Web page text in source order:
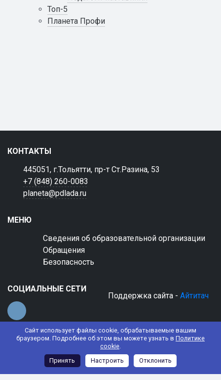
Сайт использует файлы cookie, обрабатываемые вашим
браузером. Подробнее об этом вы можете узнать в Политике
cookie.
Принять
Настроить Отклонить
Топ-5
Планета Профи
КОНТАКТЫ
445051, г.Тольятти, пр-т Ст.Разина, 53
+7 (848) 260-0083
planeta@pdlada.ru
МЕНЮ
Сведения об образовательной организации
Обращения
Безопасность
СОЦИАЛЬНЫЕ СЕТИ
Поддержка сайта - Айтитач
© 2022 АНО ДО "Планета детства "Лада"